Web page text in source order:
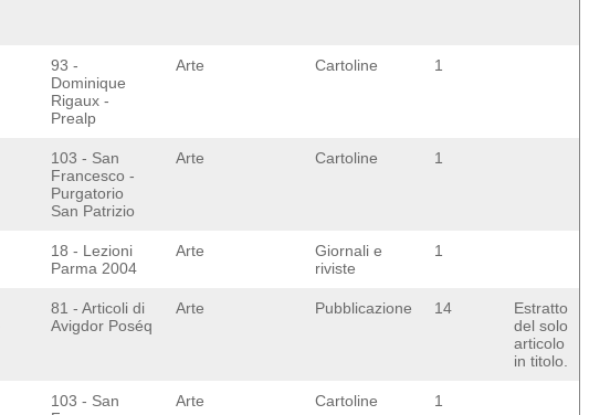
93 -
Dominique
Rigaux -
Prealp
Arte Cartoline 1
103 - San
Francesco -
Purgatorio
San Patrizio
Arte Cartoline 1
18 - Lezioni
Parma 2004
Arte
Giornali e
riviste
1
81 - Articoli di
Avigdor Poséq
Arte Pubblicazione 14
Estratto
del solo
articolo
in titolo.
103 - San
Arte Cartoline 1